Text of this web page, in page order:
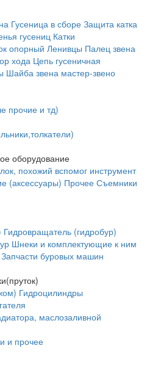
Гусеница в сборе Защита катка
гусениц Катки
опорный Ленивцы Палец звена
хода Цепь гусеничная
Шайба звена мастер-звено
прочие и тд)
оборудование
похожий вспомог инструмент
(аксессуары) Прочее Съемники
Гидровращатель (гидробур)
Шнеки и комплектующие к ним
Запчасти буровых машин
Гидроцилиндры
маслозаливной
и прочее